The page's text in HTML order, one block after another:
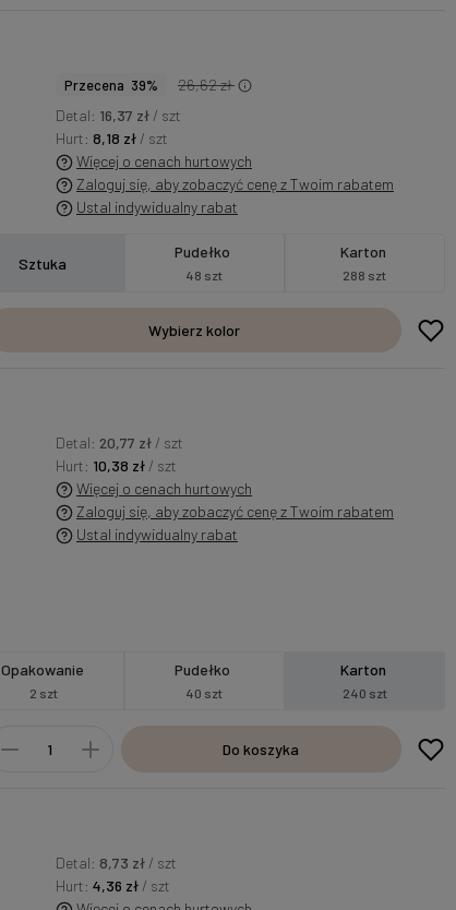
Przecena 39%
26,62 zł
Detal: 16,37 zł / szt
Hurt: 8,18 zł / szt
Więcej o cenach hurtowych
Zaloguj się, aby zobaczyć cenę z Twoim rabatem
Ustal indywidualny rabat
Sztuka
Pudełko
48 szt
Karton
288 szt
Wybierz kolor
Detal: 20,77 zł / szt
Hurt: 10,38 zł / szt
Więcej o cenach hurtowych
Zaloguj się, aby zobaczyć cenę z Twoim rabatem
Ustal indywidualny rabat
Opakowanie
2 szt
Pudełko
40 szt
Karton
240 szt
Do koszyka
Detal: 8,73 zł / szt
Hurt: 4,36 zł / szt